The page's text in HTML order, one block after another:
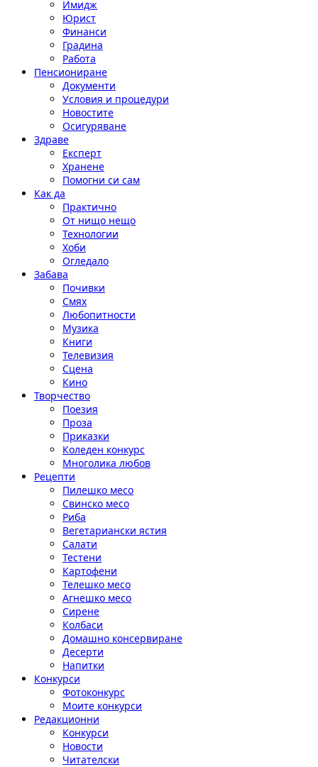
Имидж
Юрист
Финанси
Градина
Работа
Пенсиониране
Документи
Условия и процедури
Новостите
Осигуряване
Здраве
Експерт
Хранене
Помогни си сам
Как да
Практично
От нищо нещо
Технологии
Хоби
Огледало
Забава
Почивки
Смях
Любопитности
Музика
Книги
Телевизия
Сцена
Кино
Творчество
Поезия
Проза
Приказки
Коледен конкурс
Многолика любов
Рецепти
Пилешко месо
Свинско месо
Риба
Вегетариански ястия
Салати
Тестени
Картофени
Телешко месо
Агнешко месо
Сирене
Колбаси
Домашно консервиране
Десерти
Напитки
Конкурси
Фотоконкурс
Моите конкурси
Редакционни
Конкурси
Новости
Читателски